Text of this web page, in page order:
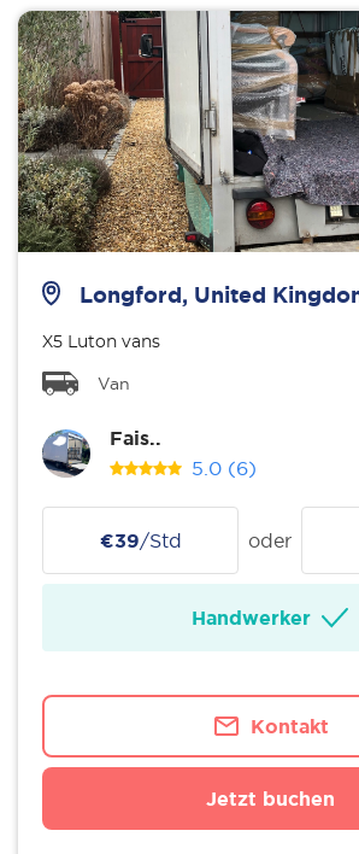
Longford, United
X5 Luton vans
Van
Fais..
5.0 (6)
€39/Std oder
Handwerker
Kontakt
Jetzt buchen